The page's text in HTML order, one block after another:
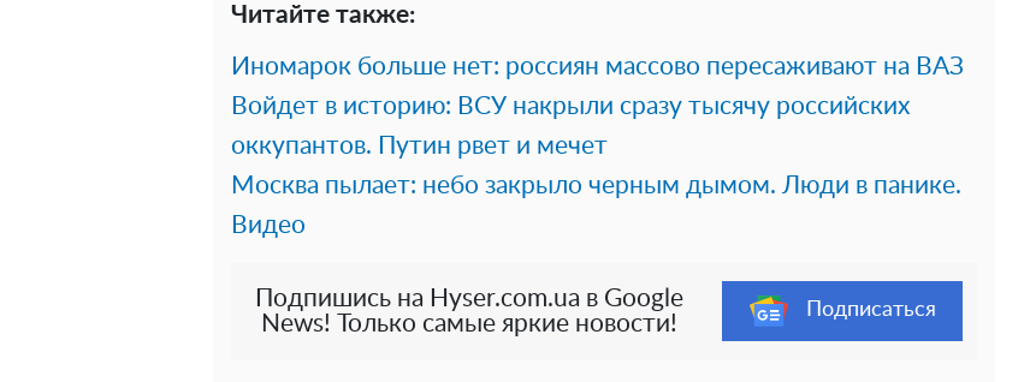
Читайте также:
Иномарок больше нет: россиян массово пересаживают на ВАЗ
Войдет в историю: ВСУ накрыли сразу тысячу российских
оккупантов. Путин рвет и мечет
Москва пылает: небо закрыло черным дымом. Люди в панике.
Видео
Подпишись на Hyser.com.ua в Google
News! Только самые яркие новости!
Подписаться